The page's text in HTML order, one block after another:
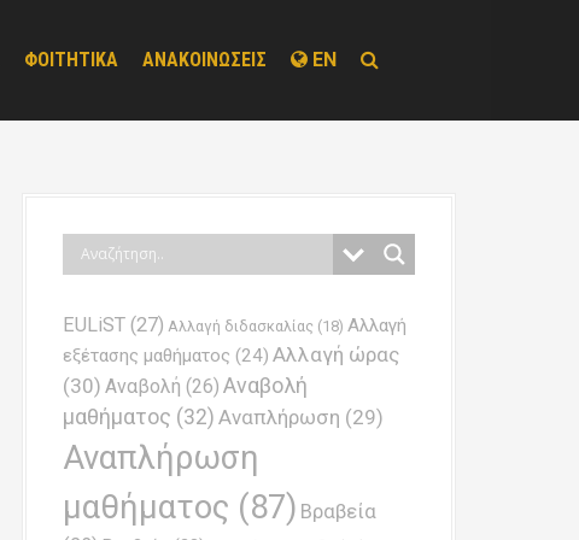
ΦΟΙΤΗΤΙΚΑ ΑΝΑΚΟΙΝΩΣΕΙΣ EN
EULiST (27) Αλλαγή διδασκαλίας (18) Αλλαγή
εξέτασης μαθήματος (24) Αλλαγή ώρας
(30) Αναβολή (26) Αναβολή
μαθήματος (32) Αναπλήρωση (29)
Αναπλήρωση
μαθήματος (87) Βραβεία